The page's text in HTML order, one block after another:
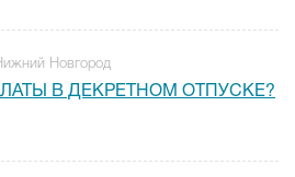
Новгород
В ДЕКРЕТНОМ ОТПУСКЕ?